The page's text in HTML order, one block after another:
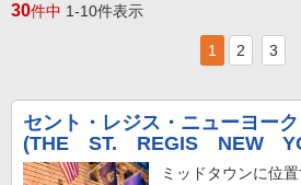
30件中 1-10件表示
1 2 3
セント・レジス・ニューヨーク
(THE ST. REGIS NEW
ミッドタウンに位